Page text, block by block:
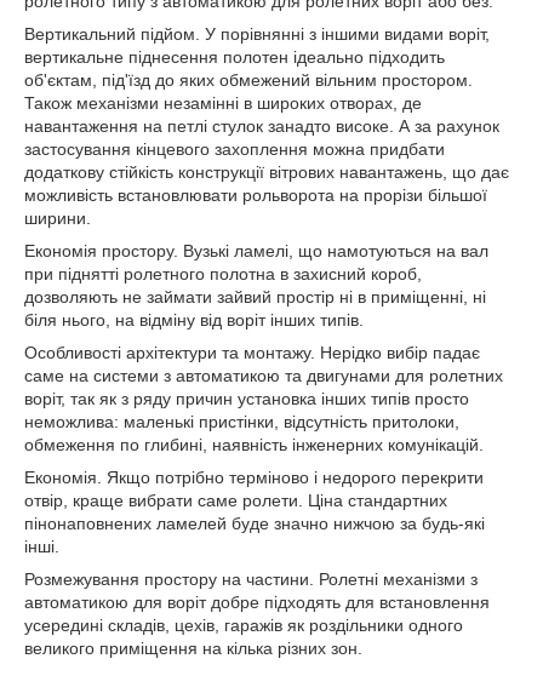
Вертикальний підйом. У порівнянні з іншими видами воріт,
вертикальне піднесення полотен ідеально підходить
об'єктам, під'їзд до яких обмежений вільним простором.
Також механізми незамінні в широких отворах, де
навантаження на петлі стулок занадто високе. А за рахунок
застосування кінцевого захоплення можна придбати
додаткову стійкість конструкції вітрових навантажень, що дає
можливість встановлювати рольворота на прорізи більшої
ширини.
Економія простору. Вузькі ламелі, що намотуються на вал
при піднятті ролетного полотна в захисний короб,
дозволяють не займати зайвий простір ні в приміщенні, ні
біля нього, на відміну від воріт інших типів.
Особливості архітектури та монтажу. Нерідко вибір падає
саме на системи з автоматикою та двигунами для ролетних
воріт, так як з ряду причин установка інших типів просто
неможлива: маленькі пристінки, відсутність притолоки,
обмеження по глибині, наявність інженерних комунікацій.
Економія. Якщо потрібно терміново і недорого перекрити
отвір, краще вибрати саме ролети. Ціна стандартних
пінонаповнених ламелей буде значно нижчою за будь-які
інші.
Розмежування простору на частини. Ролетні механізми з
автоматикою для воріт добре підходять для встановлення
усередині складів, цехів, гаражів як роздільники одного
великого приміщення на кілька різних зон.